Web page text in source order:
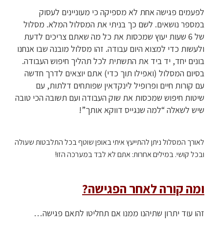
לפעמים פגישה אחת לא מספיקה כי מעוניינים לעסוק
במספר נושאים. לשם כך בניתי את המסלול המלא. מסלול
של 6 שעות יעוץ שמכסות את כל מה שאתם צריכים לדעת
ולעשות כדי למצוא היום עבודה. זהו מסלול מובנה שבו אנחנו
בונים יחד, יד ביד את התשתית לכל תהליך חיפוש העבודה.
בסיום המסלול (ואפילו תוך כדי) אתם יוצאים לדרך חדשה
עם קורות חיים ופרופיל לינקדאין שפותחים דלתות, עם
שיטות חיפוש שמכסות את שוק העבודה ועם תשובה הכי טובה
שיש לשאלה “למה שנגייס דווקא אותך”!
לאורך המסלול ניתן להתייעץ איתי באופן שוטף בכל התלבטות שעולה
ובכל קושי. במילים אחרות: אתם לא לבד במערכה הזו!
ומה קורה לאחר הפגישה?
זהו עוד יתרון שתיהנו ממנו אם תחליטו לתאם פגישה…